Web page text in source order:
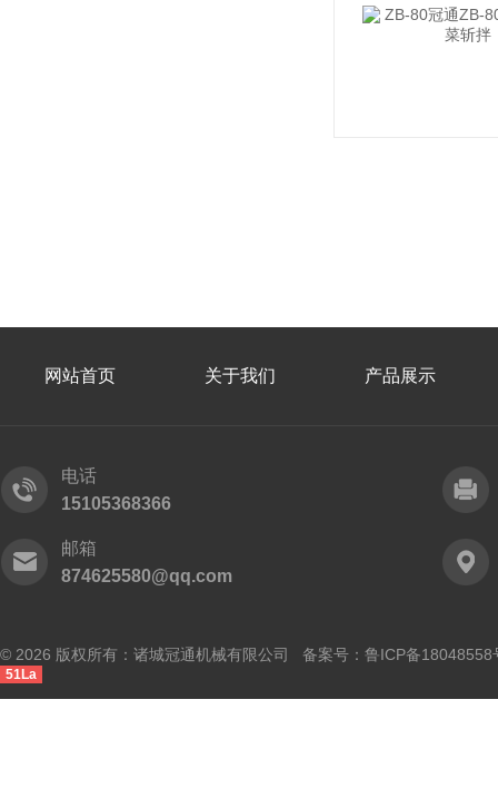
网站首页 关于我们 产品展示
电话
15105368366
邮箱
874625580@qq.com
© 2026 版权所有：诸城冠通机械有限公司 备案号： 鲁ICP备18048558
51La